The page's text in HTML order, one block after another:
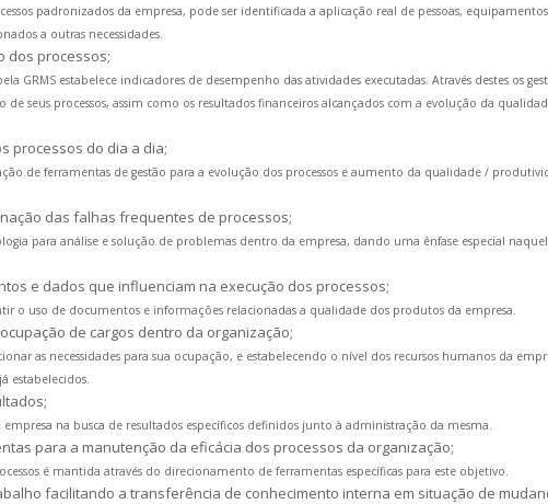
padronizados da empresa, pode ser identificada a aplicação real de pessoas,
a outras necessidades.
dos processos;
GRMS estabelece indicadores de desempenho das atividades executadas. Através destes os
de seus processos, assim como os resultados financeiros alcançados com a evolução da
processos do dia a dia;
de ferramentas de gestão para a evolução dos processos e aumento da qualidade /
das falhas frequentes de processos;
para análise e solução de problemas dentro da empresa, dando uma ênfase especial
e dados que influenciam na execução dos processos;
o uso de documentos e informações relacionadas a qualidade dos produtos da empresa.
de cargos dentro da organização;
as necessidades para sua ocupação, e estabelecendo o nível dos recursos humanos da
estabelecidos.
na busca de resultados específicos definidos junto à administração da mesma.
para a manutenção da eficácia dos processos da organização;
é mantida através do direcionamento de ferramentas específicas para este objetivo.
facilitando a transferência de conhecimento interna em situação de